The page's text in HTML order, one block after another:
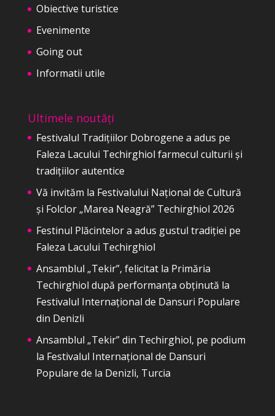
Obiective turistice
Evenimente
Going out
Informatii utile
Ultimele noutăți
Festivalul Tradițiilor Dobrogene a adus pe
Faleza Lacului Techirghiol farmecul culturii și
tradițiilor autentice
Vă invităm la Festivalului Național de Cultură
și Folclor „Marea Neagră” Techirghiol 2026
Festinul Plăcintelor a adus gustul tradiției pe
Faleza Lacului Techirghiol
Ansamblul „Tekir”, felicitat la Primăria
Techirghiol după performanța obținută la
Festivalul Internațional de Dansuri Populare
din Denizli
Ansamblul „Tekir” din Techirghiol, pe podium
la Festivalul Internațional de Dansuri
Populare de la Denizli, Turcia